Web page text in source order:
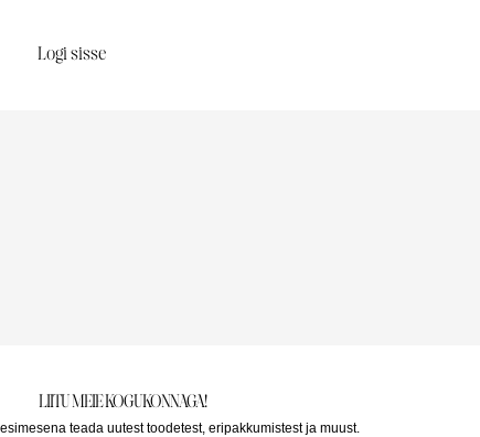
Logi sisse
LIITU MEIE KOGUKONNAGA!
teada uutest toodetest, eripakkumistest ja muust.